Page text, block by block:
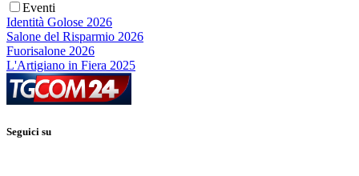
Eventi
Identità Golose 2026
Salone del Risparmio 2026
Fuorisalone 2026
L'Artigiano in Fiera 2025
Seguici su